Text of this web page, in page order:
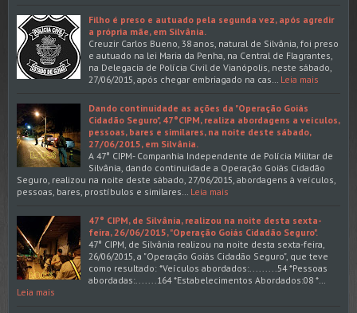
Filho é preso e autuado pela segunda vez, após agredir
a própria mãe, em Silvânia.
Creuzir Carlos Bueno, 38 anos, natural de Silvânia, foi preso
e autuado na lei Maria da Penha, na Central de Flagrantes,
na Delegacia de Polícia Civil de Vianópolis, neste sábado,
27/06/2015, após chegar embriagado na cas…
Leia mais
Dando continuidade as ações da "Operação Goiás
Cidadão Seguro", 47°CIPM, realiza abordagens a veículos,
pessoas, bares e similares, na noite deste sábado,
27/06/2015, em Silvânia.
A 47° CIPM- Companhia Independente de Polícia Militar de
Silvânia, dando continuidade a Operação Goiás Cidadão
Seguro, realizou na noite deste sábado, 27/06/2015, abordagens à veículos,
pessoas, bares, prostíbulos e similares…
Leia mais
47° CIPM, de Silvânia, realizou na noite desta sexta-
feira, 26/06/2015, "Operação Goiás Cidadão Seguro".
47° CIPM, de Silvânia realizou na noite desta sexta-feira,
26/06/2015, a "Operação Goiás Cidadão Seguro", que teve
como resultado: *Veículos abordados:.........54 *Pessoas
abordadas:.......164 *Estabelecimentos Abordados:08 *…
Leia mais